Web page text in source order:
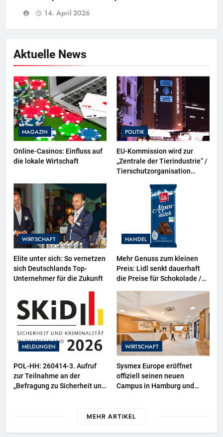
14. April 2026
Aktuelle News
MAGAZIN
Online-Casinos: Einfluss auf
die lokale Wirtschaft
POLITIK
EU-Kommission wird zur
„Zentrale der Tierindustrie“ /
Tierschutzorganisation
Projektion in Brüssel die
Nähe der EU-Kommission zur
Tierindustrie an
WIRTSCHAFT
Elite unter sich: So vernetzen
sich Deutschlands Top-
Unternehmer für die Zukunft
HANDEL
Mehr Genuss zum kleinen
Preis: Lidl senkt dauerhaft
die Preise für Schokolade /
bis zu 13 Prozent günstiger
MELDUNGEN
POL-HH: 260414-3. Aufruf
zur Teilnahme an der
„Befragung zu Sicherheit und
WIRTSCHAFT
Sysmex Europe eröffnet
offiziell seinen neuen
Campus in Hamburg und
Arbeitsumgebungen
MEHR ARTIKEL